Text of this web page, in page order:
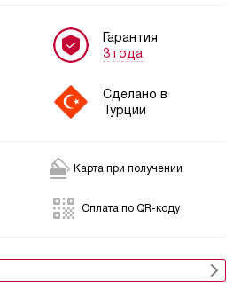
Гарантия
3 года
Сделано в
Турции
Карта при получении
Оплата по QR-коду